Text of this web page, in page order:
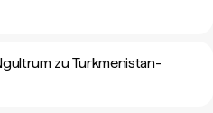
zu Turkmenistan-